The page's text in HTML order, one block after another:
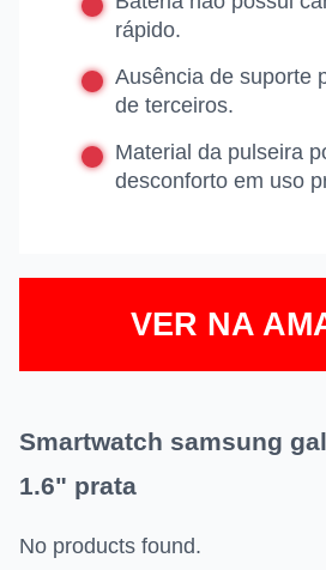
rápido.
Ausência de suporte
de terceiros.
Material da pulseira
desconforto em uso
VER NA
Smartwatch samsung
1.6" prata
No products found.